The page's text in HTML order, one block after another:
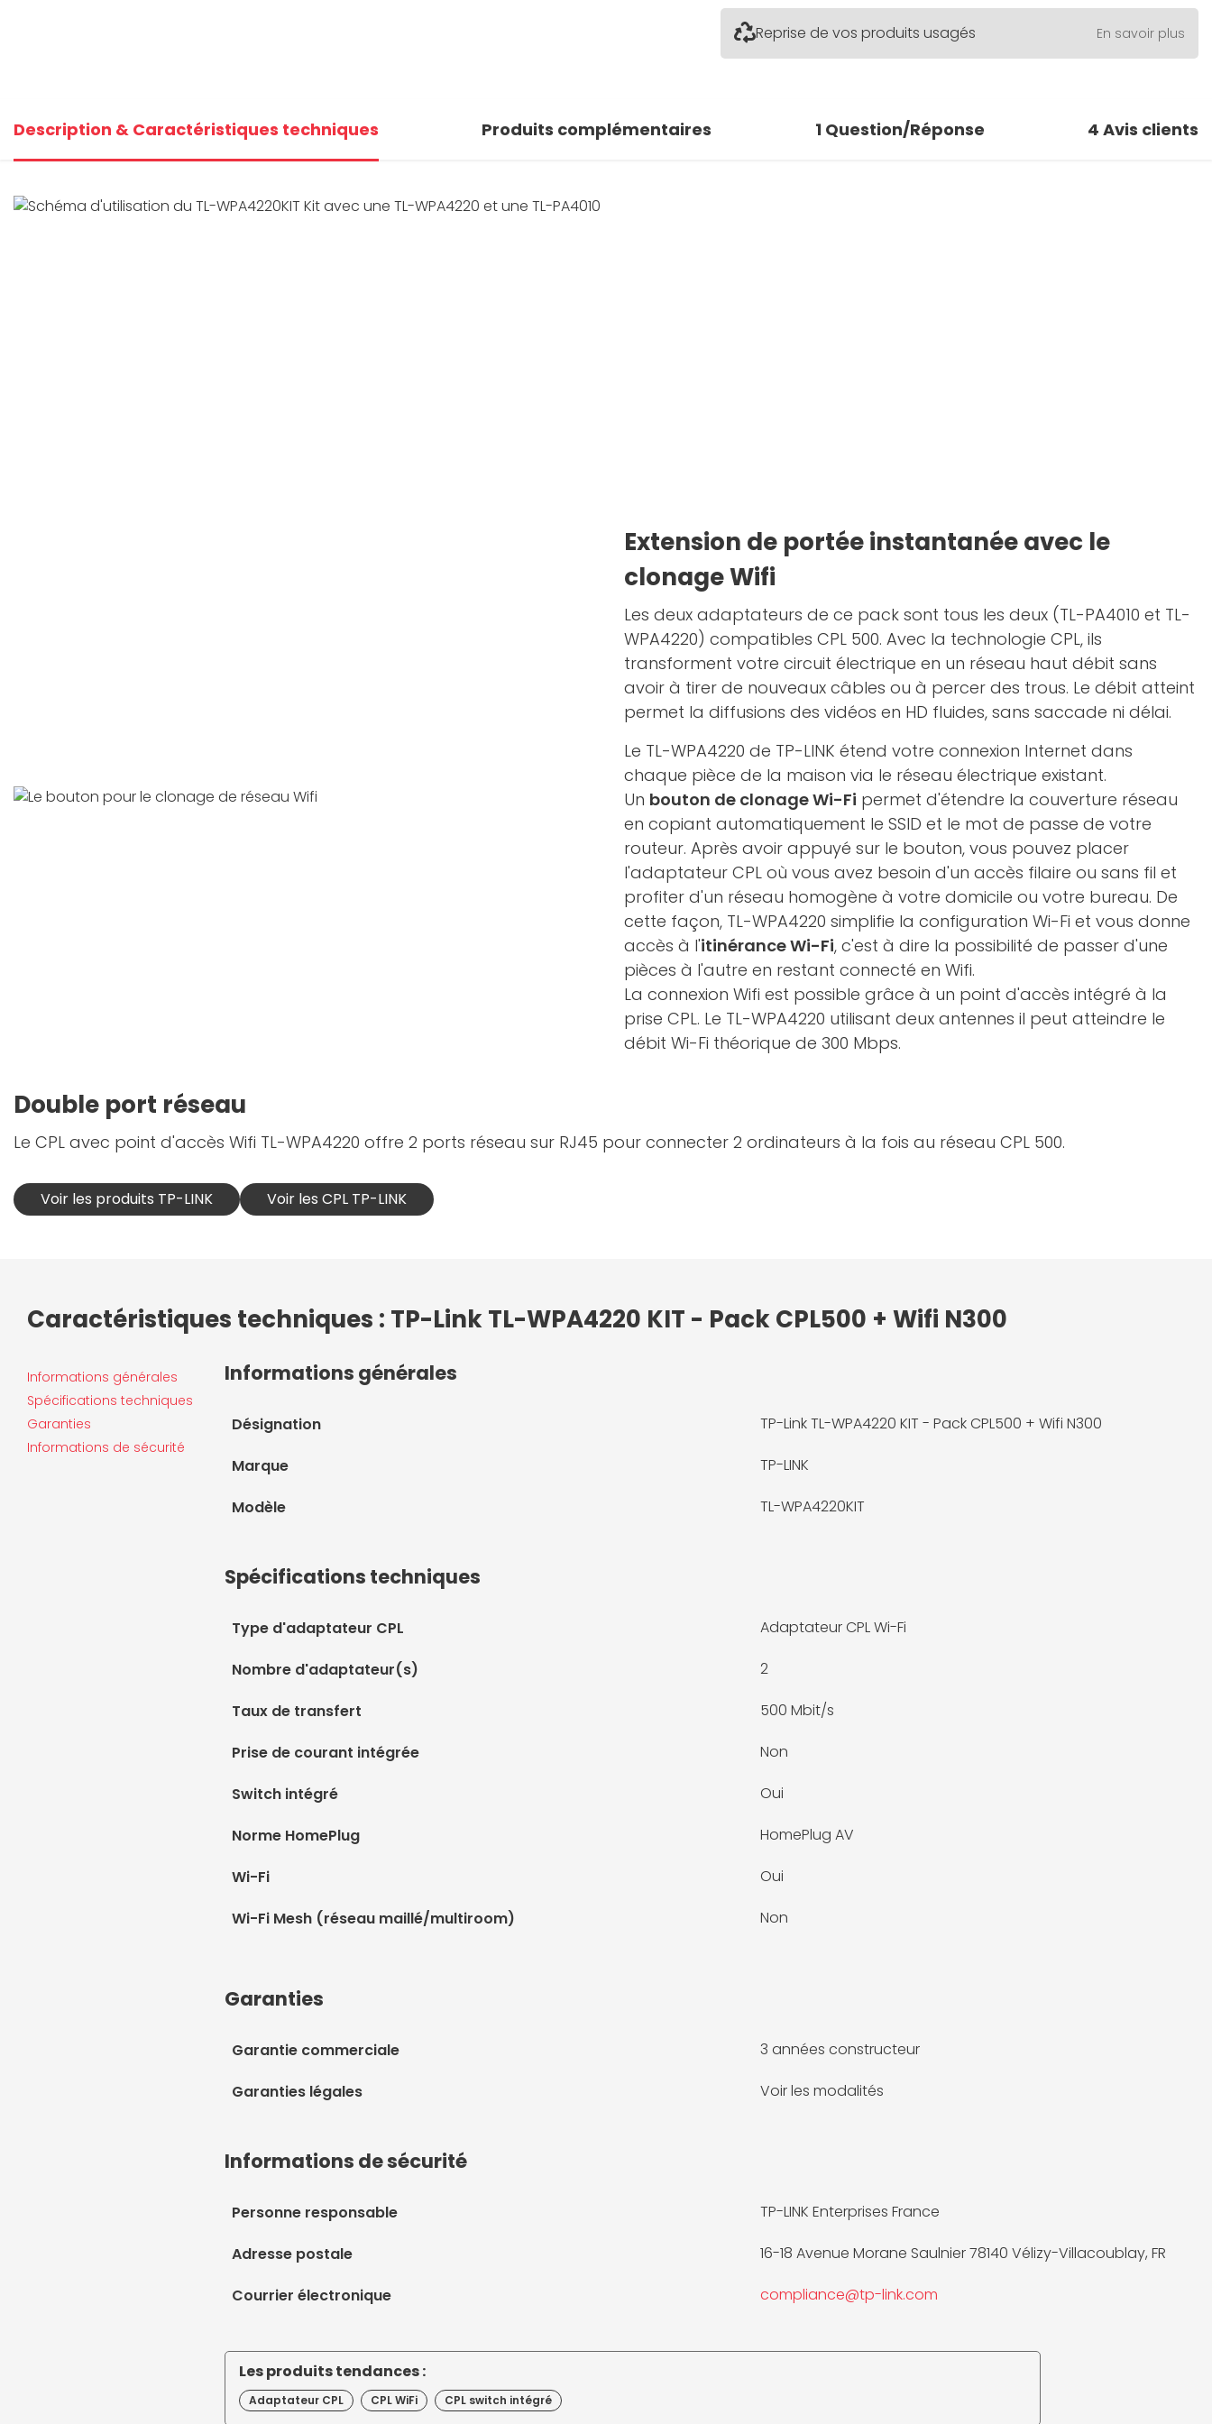
Reprise de vos produits usagés En savoir plus
Description & Caractéristiques techniques Produits complémentaires 1 Question/Réponse 4 Avis clients
Extension de portée instantanée avec le
clonage Wifi
Les deux adaptateurs de ce pack sont tous les deux (TL-PA4010 et TL-
WPA4220) compatibles CPL 500. Avec la technologie CPL, ils
transforment votre circuit électrique en un réseau haut débit sans
avoir à tirer de nouveaux câbles ou à percer des trous. Le débit atteint
permet la diffusions des vidéos en HD fluides, sans saccade ni délai.
Le TL-WPA4220 de TP-LINK étend votre connexion Internet dans
chaque pièce de la maison via le réseau électrique existant.
Un bouton de clonage Wi-Fi permet d'étendre la couverture réseau
en copiant automatiquement le SSID et le mot de passe de votre
routeur. Après avoir appuyé sur le bouton, vous pouvez placer
l'adaptateur CPL où vous avez besoin d'un accès filaire ou sans fil et
profiter d'un réseau homogène à votre domicile ou votre bureau. De
cette façon, TL-WPA4220 simplifie la configuration Wi-Fi et vous donne
accès à l'itinérance Wi-Fi, c'est à dire la possibilité de passer d'une
pièces à l'autre en restant connecté en Wifi.
La connexion Wifi est possible grâce à un point d'accès intégré à la
prise CPL. Le TL-WPA4220 utilisant deux antennes il peut atteindre le
débit Wi-Fi théorique de 300 Mbps.
Double port réseau
Le CPL avec point d'accès Wifi TL-WPA4220 offre 2 ports réseau sur RJ45 pour connecter 2 ordinateurs à la fois au réseau CPL 500.
Voir les produits TP-LINK Voir les CPL TP-LINK
Caractéristiques techniques : TP-Link TL-WPA4220 KIT - Pack CPL500 + Wifi N300
Informations générales
Spécifications techniques
Garanties
Informations de sécurité
Informations générales
Désignation TP-Link TL-WPA4220 KIT - Pack CPL500 + Wifi N300
Marque TP-LINK
Modèle TL-WPA4220KIT
Spécifications techniques
Type d'adaptateur CPL Adaptateur CPL Wi-Fi
Nombre d'adaptateur(s) 2
Taux de transfert 500 Mbit/s
Prise de courant intégrée Non
Switch intégré Oui
Norme HomePlug HomePlug AV
Wi-Fi Oui
Wi-Fi Mesh (réseau maillé/multiroom) Non
Garanties
Garantie commerciale 3 années constructeur
Garanties légales Voir les modalités
Informations de sécurité
Personne responsable TP-LINK Enterprises France
Adresse postale 16-18 Avenue Morane Saulnier 78140 Vélizy-Villacoublay, FR
Courrier électronique compliance@tp-link.com
Les produits tendances :
Adaptateur CPL CPL WiFi CPL switch intégré